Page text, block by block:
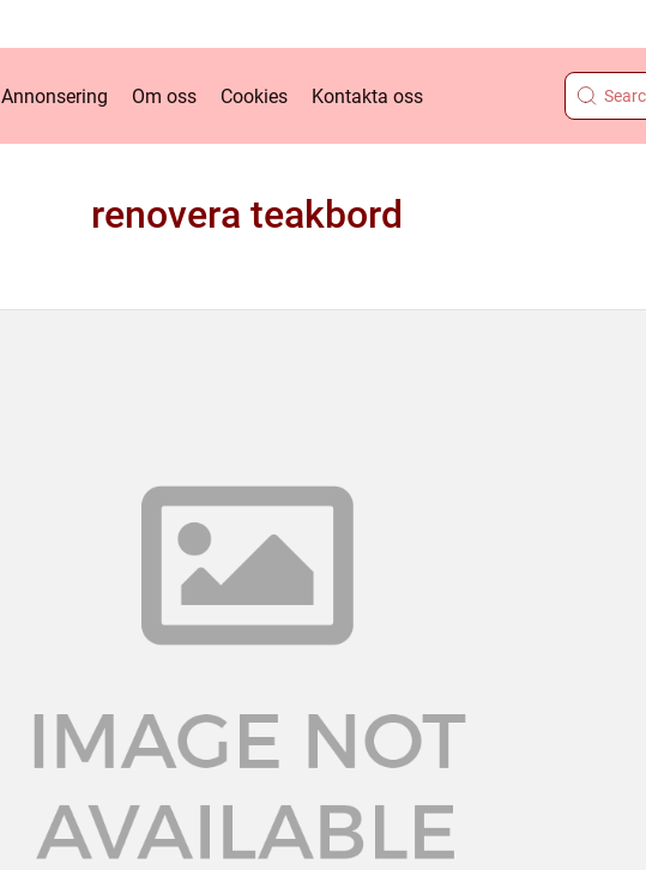
Annonsering Om oss Cookies Kontakta oss
renovera teakbord